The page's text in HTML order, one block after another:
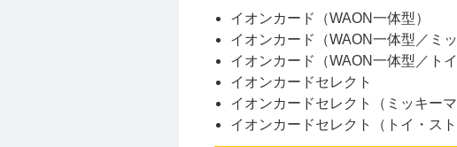
イオンカード（WAON一体型）
イオンカード（WAON一体型／ミ
イオンカード（WAON一体型／ト
イオンカードセレクト
イオンカードセレクト（ミッキーマ
イオンカードセレクト（トイ・ス